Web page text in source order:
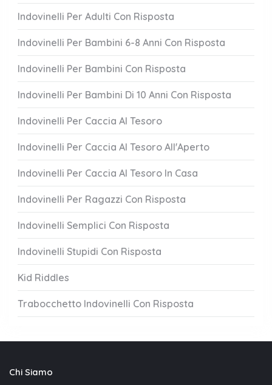
Indovinelli Per Adulti Con Risposta
Indovinelli Per Bambini 6-8 Anni Con Risposta
Indovinelli Per Bambini Con Risposta
Indovinelli Per Bambini Di 10 Anni Con Risposta
Indovinelli Per Caccia Al Tesoro
Indovinelli Per Caccia Al Tesoro All'Aperto
Indovinelli Per Caccia Al Tesoro In Casa
Indovinelli Per Ragazzi Con Risposta
Indovinelli Semplici Con Risposta
Indovinelli Stupidi Con Risposta
Kid Riddles
Trabocchetto Indovinelli Con Risposta
Chi Siamo